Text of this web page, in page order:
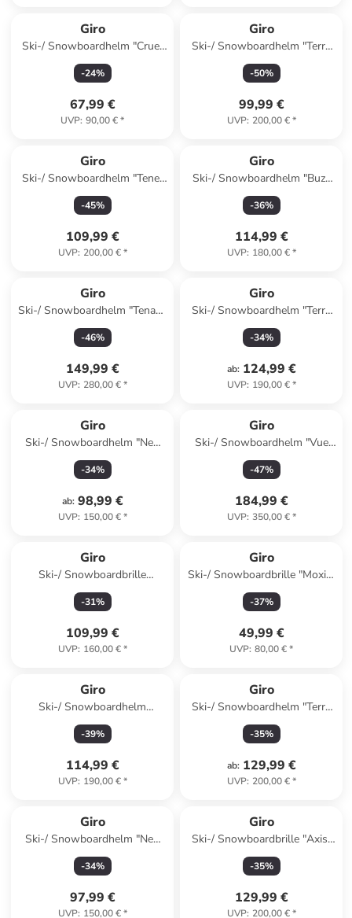
Giro
Ski-/ Snowboardhelm "Crue"
in Blau
-24%
67,99 €
UVP: 90,00 €*
Giro
Ski-/ Snowboardhelm "Terra
Mips" in Hellblau
-50%
99,99 €
UVP: 200,00 €*
Giro
Ski-/ Snowboardhelm "Tenet
Mips" in Anthrazit
-45%
109,99 €
UVP: 200,00 €*
Giro
Ski-/ Snowboardhelm "Buzz
Mips" in Schwarz
-36%
114,99 €
UVP: 180,00 €*
Giro
Ski-/ Snowboardhelm "Tenaya
Mips" in Schwarz
-46%
149,99 €
UVP: 280,00 €*
Giro
Ski-/ Snowboardhelm "Terra
Mips" in Weiß
-34%
ab: 124,99 €
UVP: 190,00 €*
Giro
Ski-/ Snowboardhelm "Neo
Mips" in Schwarz
-34%
ab: 98,99 €
UVP: 150,00 €*
Giro
Ski-/ Snowboardhelm "Vue
Mips" in Grau
-47%
184,99 €
UVP: 350,00 €*
Giro
Ski-/ Snowboardbrille
"Method II" in Hellblau/
Schwarz
-31%
109,99 €
UVP: 160,00 €*
Giro
Ski-/ Snowboardbrille "Moxie"
in Pink/ Lila
-37%
49,99 €
UVP: 80,00 €*
Giro
Ski-/ Snowboardhelm
"Jackson Mips" in Weiß
-39%
114,99 €
UVP: 190,00 €*
Giro
Ski-/ Snowboardhelm "Terra
Mips" in Schwarz
-35%
ab: 129,99 €
UVP: 200,00 €*
Giro
Ski-/ Snowboardhelm "Neo
Mips" in Hellgrün
-34%
97,99 €
UVP: 150,00 €*
Giro
Ski-/ Snowboardbrille "Axis"
in Hellblau/ Anthrazit
-35%
129,99 €
UVP: 200,00 €*